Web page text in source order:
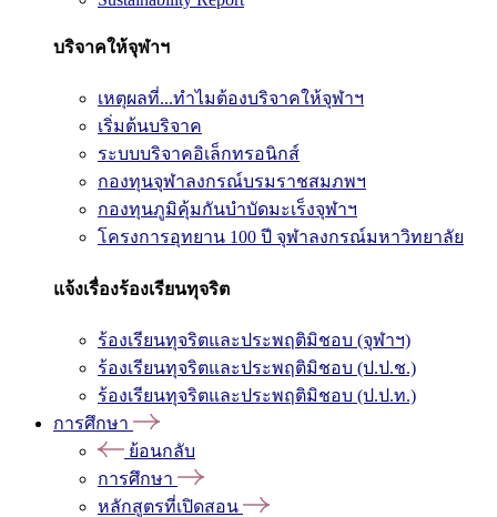
บริจาคให้จุฬาฯ
เหตุผลที่...ทำไมต้องบริจาคให้จุฬาฯ
เริ่มต้นบริจาค
ระบบบริจาคอิเล็กทรอนิกส์
กองทุนจุฬาลงกรณ์บรมราชสมภพฯ
กองทุนภูมิคุ้มกันบำบัดมะเร็งจุฬาฯ
โครงการอุทยาน 100 ปี จุฬาลงกรณ์มหาวิทยาลัย
แจ้งเรื่องร้องเรียนทุจริต
ร้องเรียนทุจริตและประพฤติมิชอบ (จุฬาฯ)
ร้องเรียนทุจริตและประพฤติมิชอบ (ป.ป.ช.)
ร้องเรียนทุจริตและประพฤติมิชอบ (ป.ป.ท.)
การศึกษา
ย้อนกลับ
การศึกษา
หลักสูตรที่เปิดสอน